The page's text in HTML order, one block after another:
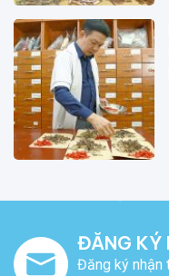
ĐĂNG KÝ
Đăng ký nhận